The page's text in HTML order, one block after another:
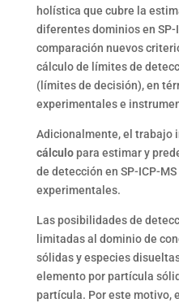
holística que cubre la
diferentes dominios en SP-
comparación nuevos
cálculo de límites de
(límites de decisión), en
experimentales e
Adicionalmente, el trabajo
cálculopara estimar y
de detección en SP-ICP-
experimentales.
Las posibilidades de
limitadas al dominio de
sólidas y especies
elemento por partícula
partícula. Por este motivo,